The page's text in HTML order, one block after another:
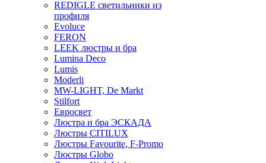
REDIGLE светильники из
профиля
Evoluce
FERON
LEEK люстры и бра
Lumina Deco
Lumis
Moderli
MW-LIGHT, De Markt
Stilfort
Евросвет
Люстра и бра ЭСКАДА
Люстры CITILUX
Люстры Favourite, F-Promo
Люстры Globo